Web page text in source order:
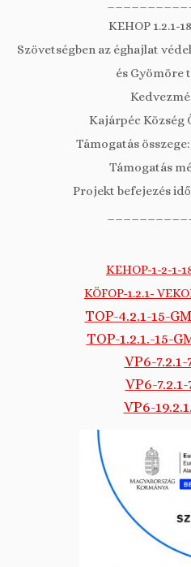
KEHOP 1.2.1-
Szövetségben az éghajlat
és Gyömöre
Kajárpéc Község
Támogatás
Támogatás
Projekt befejezés
KEHOP-1-2-1-
KÖFOP-1.2.1-
TOP-4.2.1-15-
TOP-1.2.1.-15-
VP6-7.2.1-
VP6-7.2.1-
VP6-